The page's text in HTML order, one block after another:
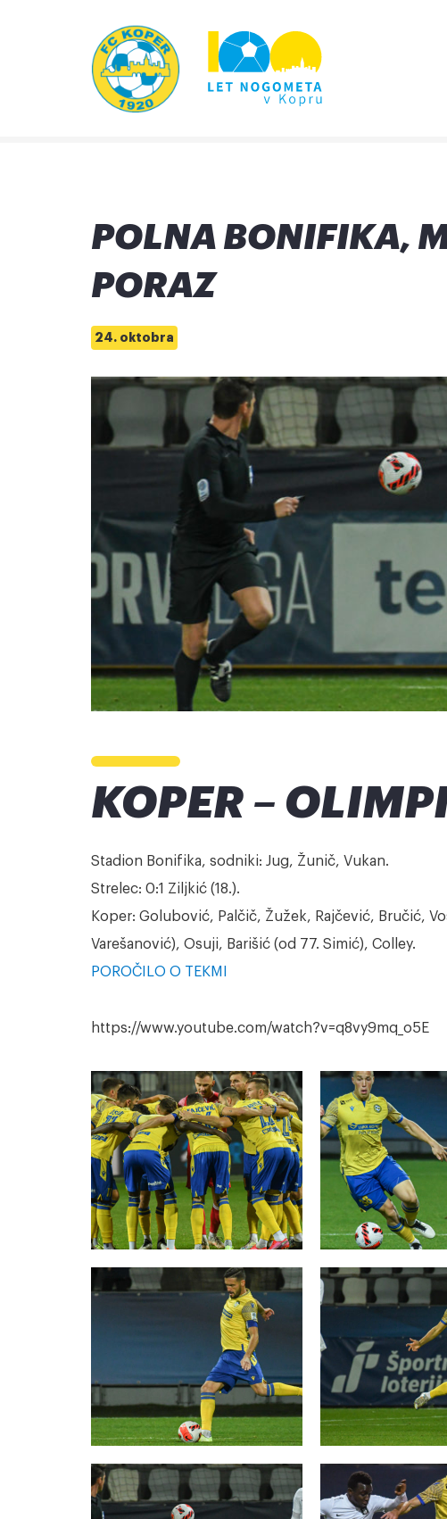
POLNA BONIFIKA,
PORAZ
24. oktobra
KOPER –
Stadion Bonifika, sodniki: Jug, Žunič, Vukan.
Strelec: 0:1 Ziljkić (18.).
Koper: Golubović, Palčič, Žužek, Rajčević, Bručić,
Varešanović), Osuji, Barišić (od 77. Simić), Colley.
POROČILO O TEKMI
https://www.youtube.com/watch?v=q8vy9mq_o5E